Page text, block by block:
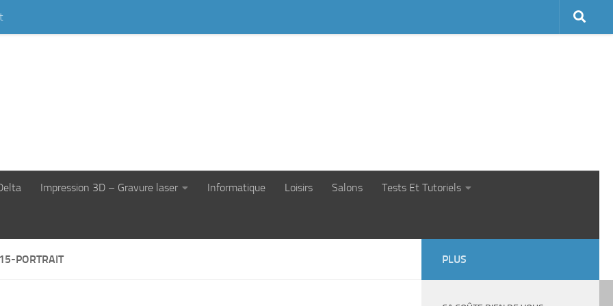
Impression 3D – Gravure laser Informatique Loisirs Salons Tests Et Tutoriels
PORTRAIT PLUS